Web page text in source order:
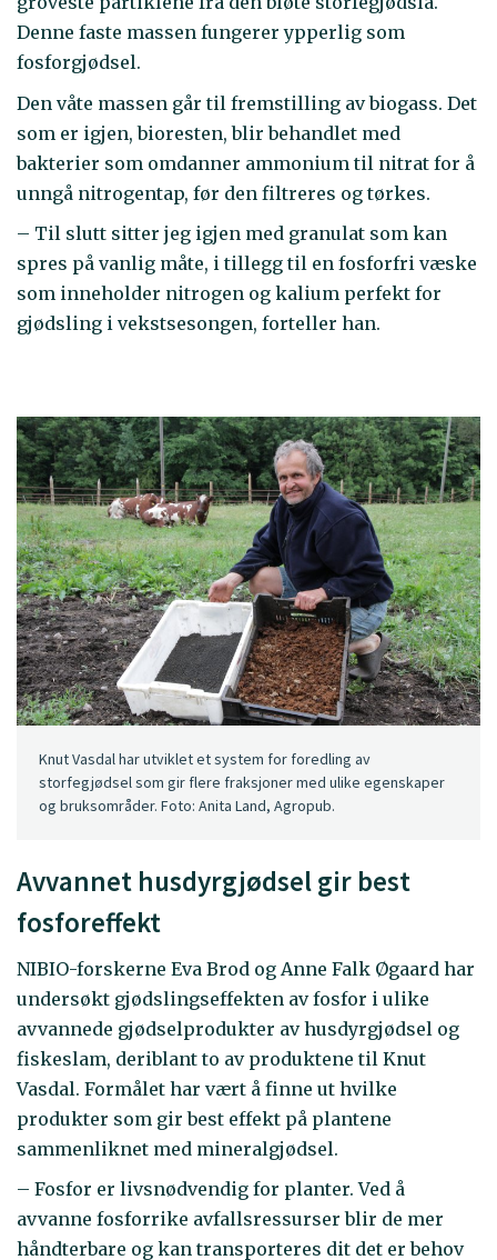
Denne faste massen fungerer ypperlig som
fosforgjødsel.
Den våte massen går til fremstilling av biogass. Det
som er igjen, bioresten, blir behandlet med
bakterier som omdanner ammonium til nitrat for å
unngå nitrogentap, før den filtreres og tørkes.
– Til slutt sitter jeg igjen med granulat som kan
spres på vanlig måte, i tillegg til en fosforfri væske
som inneholder nitrogen og kalium perfekt for
gjødsling i vekstsesongen, forteller han.
Knut Vasdal har utviklet et system for foredling av
storfegjødsel som gir flere fraksjoner med ulike egenskaper
og bruksområder. Foto: Anita Land, Agropub.
Avvannet husdyrgjødsel gir best
fosforeffekt
NIBIO-forskerne Eva Brod og Anne Falk Øgaard har
undersøkt gjødslingseffekten av fosfor i ulike
avvannede gjødselprodukter av husdyrgjødsel og
fiskeslam, deriblant to av produktene til Knut
Vasdal. Formålet har vært å finne ut hvilke
produkter som gir best effekt på plantene
sammenliknet med mineralgjødsel.
– Fosfor er livsnødvendig for planter. Ved å
avvanne fosforrike avfallsressurser blir de mer
håndterbare og kan transporteres dit det er behov